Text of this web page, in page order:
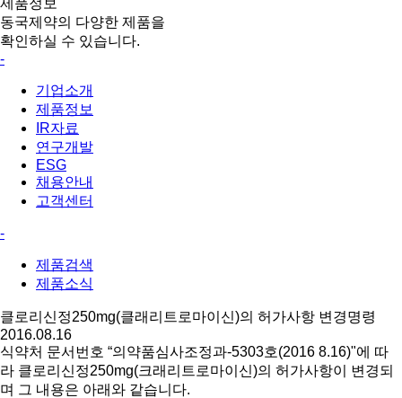
제품정보
동국제약의 다양한 제품을
확인하실 수 있습니다.
-
기업소개
제품정보
IR자료
연구개발
ESG
채용안내
고객센터
-
제품검색
제품소식
클로리신정250mg(클래리트로마이신)의 허가사항 변경명령
2016.08.16
식약처 문서번호 “의약품심사조정과-5303호(2016 8.16)"에 따
라 클로리신정250mg(크래리트로마이신)의 허가사항이 변경되
며 그 내용은 아래와 같습니다.